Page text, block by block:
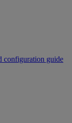
configuration guide